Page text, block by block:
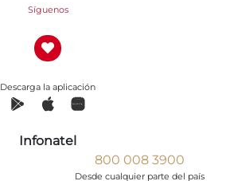
Síguenos
Descarga la aplicación
Infonatel
800 008 3900
Desde cualquier parte del país